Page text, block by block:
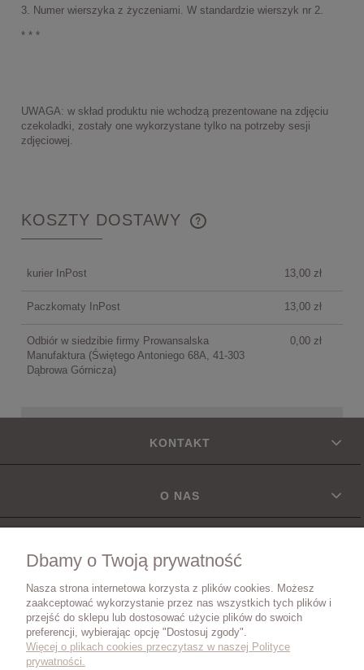
3. Numer wierszyka z życzeniami. W standardzie wierszyk nr 2.
* * *
UWAGA: w skład produktu nie wchodzą prezentowane na zdjęciu
czekoladki, zostały one wykorzystane tylko na potrzeby sesji
zdjęciowej.
KOSZTY DOSTAWY
CENA NIE ZAWIERA EWENTUALNYCH KOSZTÓW
kurier InPost 13,00 zł
Paczkomaty InPost 13,00 zł
Odbiór w siedzibie firmy Prowansalska
Manufaktura (Świętego Antoniego 68A, 41-303
Dąbrowa Górnicza)
0,00 zł
KONTAKT
O NAS
DOSTAWA
ZWROTY I REKLAMACJE
Dbamy o Twoją prywatność
Nasza strona internetowa korzysta z plików cookies. Możesz
zaakceptować wykorzystanie przez nas wszystkich tych plików i
przejść do sklepu lub dostosować użycie plików do swoich
preferencji, wybierając opcję "Dostosuj zgody".
Więcej o plikach cookies przeczytasz w naszej Polityce
prywatności.